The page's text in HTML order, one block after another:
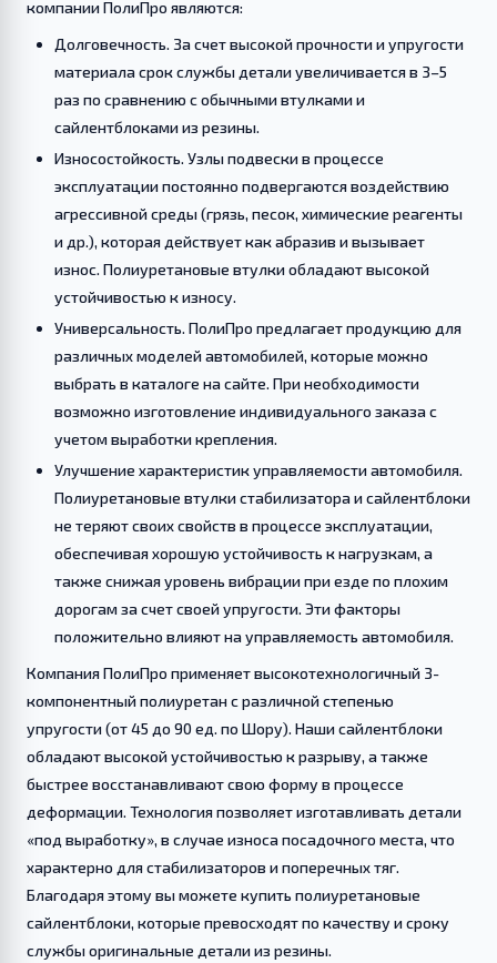
компании ПолиПро являются:
Долговечность. За счет высокой прочности и упругости
материала срок службы детали увеличивается в 3–5
раз по сравнению с обычными втулками и
сайлентблоками из резины.
Износостойкость. Узлы подвески в процессе
эксплуатации постоянно подвергаются воздействию
агрессивной среды (грязь, песок, химические реагенты
и др.), которая действует как абразив и вызывает
износ. Полиуретановые втулки обладают высокой
устойчивостью к износу.
Универсальность. ПолиПро предлагает продукцию для
различных моделей автомобилей, которые можно
выбрать в каталоге на сайте. При необходимости
возможно изготовление индивидуального заказа с
учетом выработки крепления.
Улучшение характеристик управляемости автомобиля.
Полиуретановые втулки стабилизатора и сайлентблоки
не теряют своих свойств в процессе эксплуатации,
обеспечивая хорошую устойчивость к нагрузкам, а
также снижая уровень вибрации при езде по плохим
дорогам за счет своей упругости. Эти факторы
положительно влияют на управляемость автомобиля.
Компания ПолиПро применяет высокотехнологичный 3-
компонентный полиуретан с различной степенью
упругости (от 45 до 90 ед. по Шору). Наши сайлентблоки
обладают высокой устойчивостью к разрыву, а также
быстрее восстанавливают свою форму в процессе
деформации. Технология позволяет изготавливать детали
«под выработку», в случае износа посадочного места, что
характерно для стабилизаторов и поперечных тяг.
Благодаря этому вы можете купить полиуретановые
сайлентблоки, которые превосходят по качеству и сроку
службы оригинальные детали из резины.